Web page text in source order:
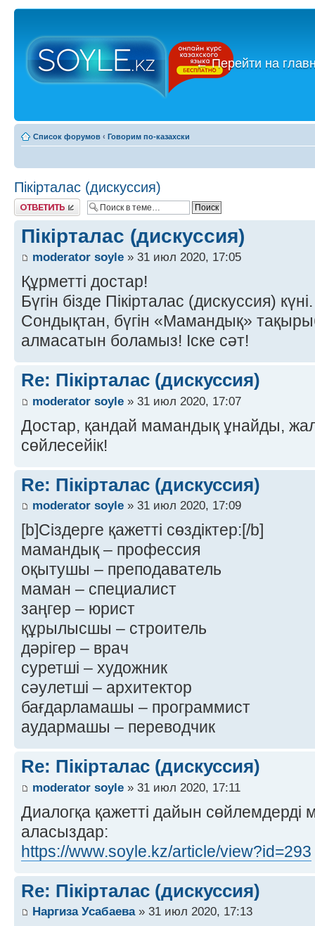
←Перейти на
Список форумов ‹ Говорим по-казахски
Пікірталас (дискуссия)
Ответить
Пікірталас (дискуссия)
moderator soyle » 31 июл 2020, 17:05
Құрметті достар!
Бүгін бізде Пікірталас (дискуссия) күні.
Сондықтан, бүгін «Мамандық»
алмасатын боламыз! Іске сәт!
Re: Пікірталас (дискуссия)
moderator soyle » 31 июл 2020, 17:07
Достар, қандай мамандық ұнайды,
сөйлесейік!
Re: Пікірталас (дискуссия)
moderator soyle » 31 июл 2020, 17:09
[b]Сіздерге қажетті сөздіктер:[/b]
мамандық – профессия
оқытушы – преподаватель
маман – специалист
заңгер – юрист
құрылысшы – строитель
дәрігер – врач
суретші – художник
сәулетші – архитектор
бағдарламашы – программист
аудармашы – переводчик
Re: Пікірталас (дискуссия)
moderator soyle » 31 июл 2020, 17:11
Диалогқа қажетті дайын сөйлемдерді
аласыздар:
https://www.soyle.kz/article/view?id=293
Re: Пікірталас (дискуссия)
Наргиза Усабаева» 31 июл 2020, 17:13